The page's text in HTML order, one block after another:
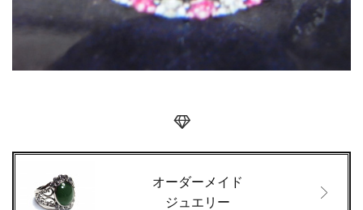
オーダーメイド
ジュエリー